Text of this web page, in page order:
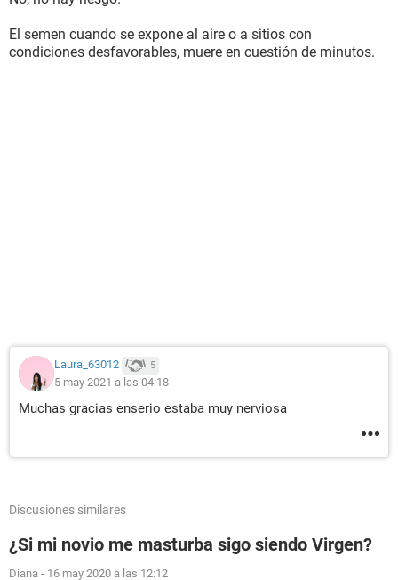
El semen cuando se expone al aire o a sitios con
condiciones desfavorables, muere en cuestión de minutos.
Laura_63012 5
5 may 2021 a las 04:18
Muchas gracias enserio estaba muy nerviosa
Discusiones similares
¿Si mi novio me masturba sigo siendo Virgen?
Diana - 16 may 2020 a las 12:12